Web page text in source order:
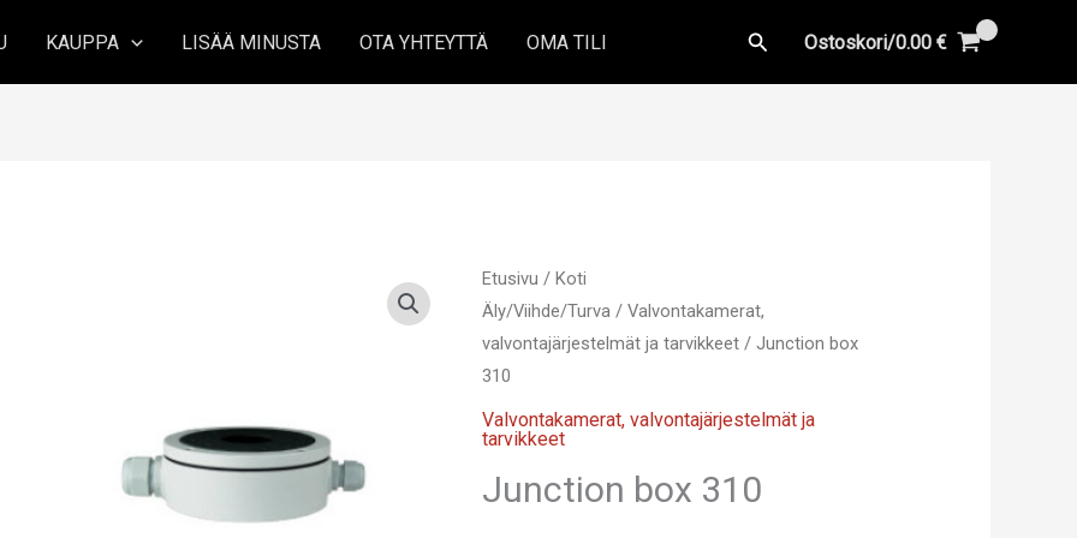
KAUPPA LISÄÄ MINUSTA OTA YHTEYTTÄ OMA TILI Hae Ostoskori/0.00 €
Etusivu / Koti
Äly/Viihde/Turva /Valvontakamerat,
valvontajärjestelmät ja tarvikkeet / Junction box
310
Valvontakamerat, valvontajärjestelmät ja
tarvikkeet
Junction box 310